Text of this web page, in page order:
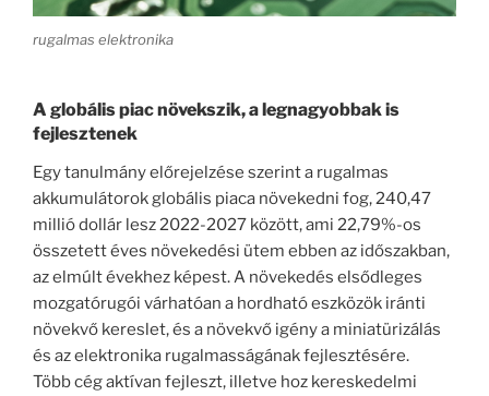
rugalmas elektronika
A globális piac növekszik, a legnagyobbak is
fejlesztenek
Egy tanulmány előrejelzése szerint a rugalmas
akkumulátorok globális piaca növekedni fog, 240,47
millió dollár lesz 2022-2027 között, ami 22,79%-os
összetett éves növekedési ütem ebben az időszakban,
az elmúlt évekhez képest. A növekedés elsődleges
mozgatórugói várhatóan a hordható eszközök iránti
növekvő kereslet, és a növekvő igény a miniatürizálás
és az elektronika rugalmasságának fejlesztésére.
Több cég aktívan fejleszt, illetve hoz kereskedelmi